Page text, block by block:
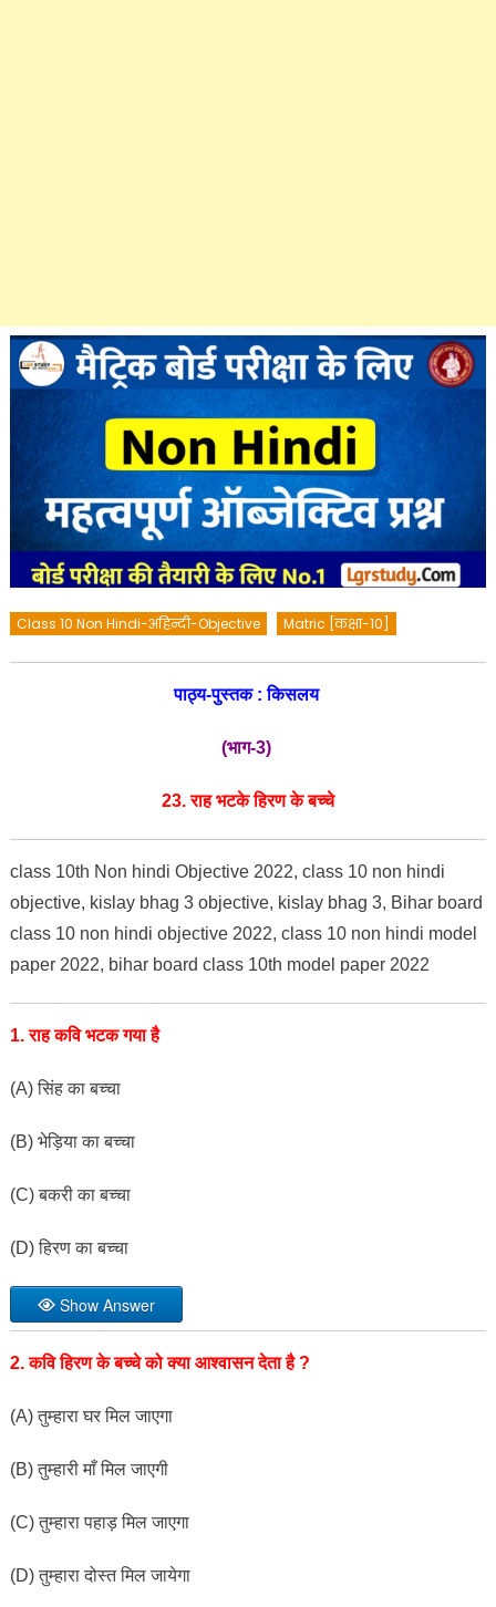
Class 10 Non Hindi-अहिन्दी-Objective Matric [कक्षा-10]
पाठ्य-पुस्तक : किसलय
(भाग-3)
23. राह भटके हिरण के बच्चे
class 10th Non hindi Objective 2022, class 10 non hindi
objective, kislay bhag 3 objective, kislay bhag 3, Bihar board
class 10 non hindi objective 2022, class 10 non hindi model
paper 2022, bihar board class 10th model paper 2022
1. राह कवि भटक गया है
(A) सिंह का बच्चा
(B) भेड़िया का बच्चा
(C) बकरी का बच्चा
(D) हिरण का बच्चा
Show Answer
2. कवि हिरण के बच्चे को क्या आश्वासन देता है ?
(A) तुम्हारा घर मिल जाएगा
(B) तुम्हारी माँ मिल जाएगी
(C) तुम्हारा पहाड़ मिल जाएगा
(D) तुम्हारा दोस्त मिल जायेगा